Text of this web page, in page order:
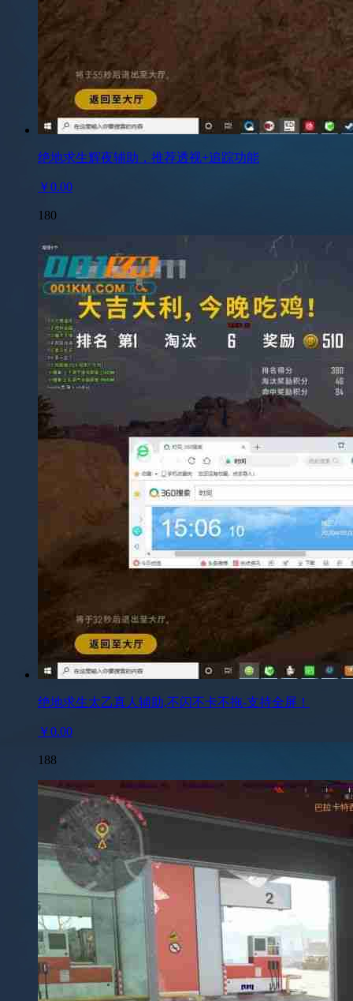
绝地求生辉夜辅助，推荐透视+追踪功能
￥0.00
180
绝地求生太乙真人辅助,不闪不卡不拖-支持全屏！
￥0.00
188